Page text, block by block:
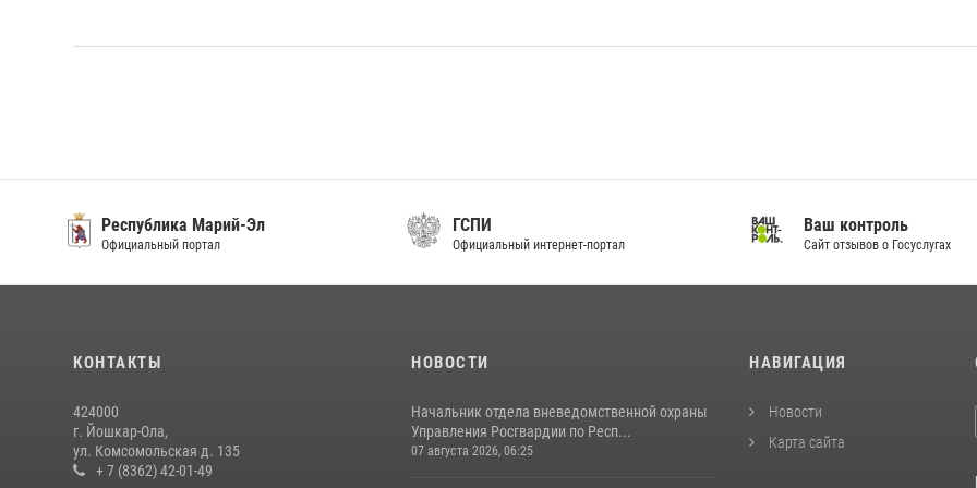
Республика Марий-Эл
Официальный портал
ГСПИ
Официальный интернет-портал
Ваш контроль
Сайт отзывов о Госуслугах
КОНТАКТЫ
424000
г. Йошкар-Ола,
ул. Комсомольская д. 135
+ 7 (8362) 42-01-49
НОВОСТИ
Начальник отдела вневедомственной охраны
Управления Росгвардии по Респ...
07 августа 2026, 06:25
НАВИГАЦИЯ
Новости
Карта сайта